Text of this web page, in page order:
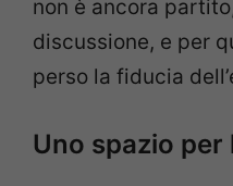
non è ancora
discussione, e per
perso la fiducia
Uno spazio per